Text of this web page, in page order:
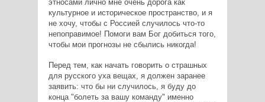
этносами лично мне очень дорога как
культурное и историческое пространство, и я
не хочу, чтобы с Россией случилось что-то
непоправимое! Помоги вам Бог добиться того,
чтобы мои прогнозы не сбылись никогда!
Перед тем, как начать говорить о страшных
для русского уха вещах, я должен заранее
заявить: что бы ни случилось, я буду до
конца "болеть за вашу команду" именно